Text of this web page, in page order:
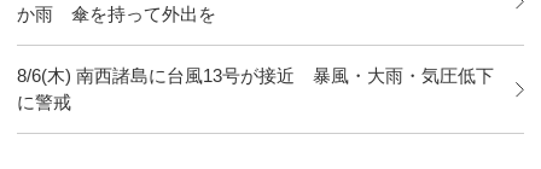
か雨 傘を持って外出を
8/6(木) 南西諸島に台風13号が接近 暴風・大雨・気圧低下
に警戒